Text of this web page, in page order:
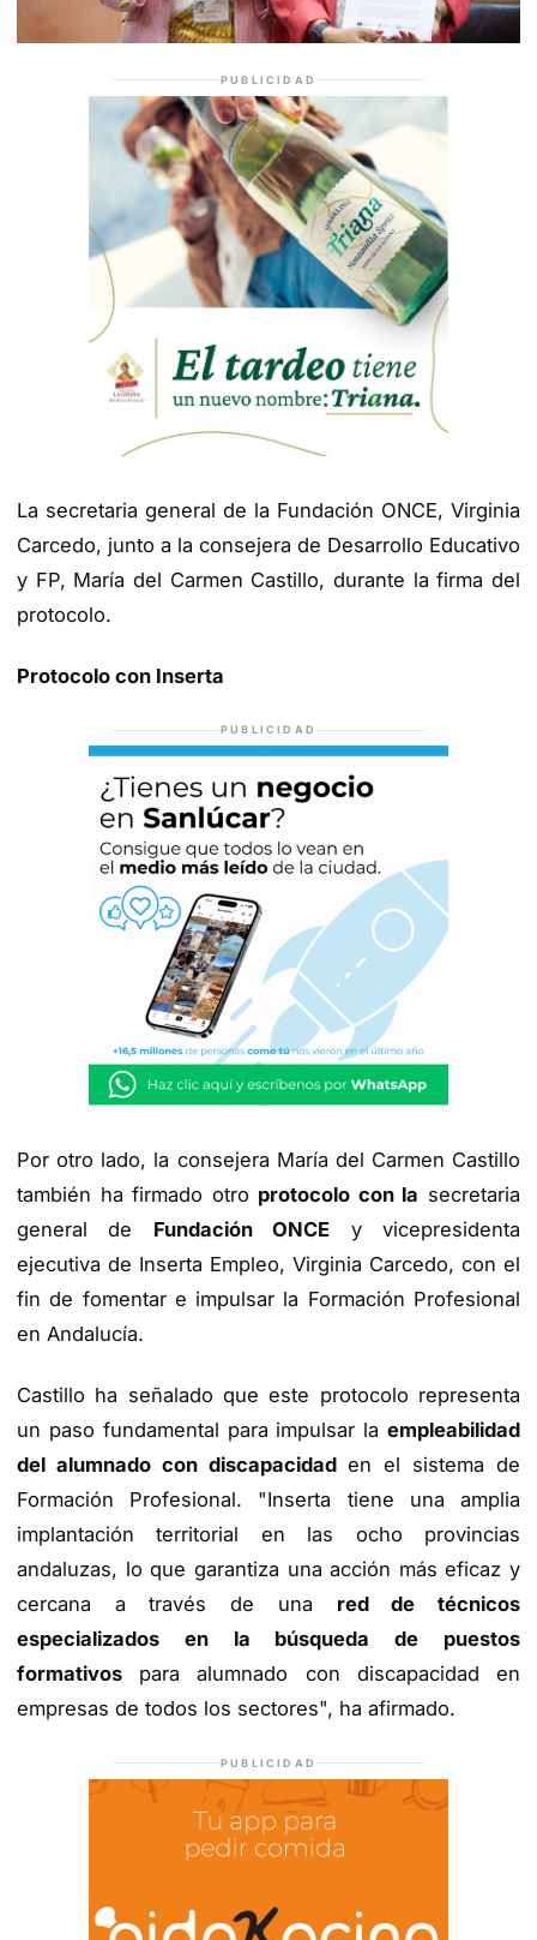
PUBLICIDAD
La secretaria general de la Fundación ONCE, Virginia
Carcedo, junto a la consejera de Desarrollo Educativo
y FP, María del Carmen Castillo, durante la firma del
protocolo.
Protocolo con Inserta
PUBLICIDAD
Por otro lado, la consejera María del Carmen Castillo
también ha firmado otro protocolo con la secretaria
general de Fundación ONCE y vicepresidenta
ejecutiva de Inserta Empleo, Virginia Carcedo, con el
fin de fomentar e impulsar la Formación Profesional
en Andalucía.
Castillo ha señalado que este protocolo representa
un paso fundamental para impulsar la empleabilidad
del alumnado con discapacidaden el sistema de
Formación Profesional. "Inserta tiene una amplia
implantación territorial en las ocho provincias
andaluzas, lo que garantiza una acción más eficaz y
cercana a través de una red de técnicos
especializados en la búsqueda de puestos
formativos para alumnado con discapacidad en
empresas de todos los sectores", ha afirmado.
PUBLICIDAD